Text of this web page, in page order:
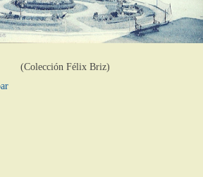
(Colección Félix Briz)